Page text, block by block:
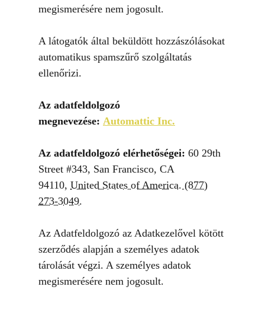
megismerésére nem jogosult.
A látogatók által beküldött hozzászólásokat
automatikus spamszűrő szolgáltatás
ellenőrizi.
Az adatfeldolgozó
megnevezése: Automattic Inc.
Az adatfeldolgozó elérhetőségei: 60 29th
Street #343, San Francisco, CA
94110, United States of America. (877)
273-3049.
Az Adatfeldolgozó az Adatkezelővel kötött
szerződés alapján a személyes adatok
tárolását végzi. A személyes adatok
megismerésére nem jogosult.